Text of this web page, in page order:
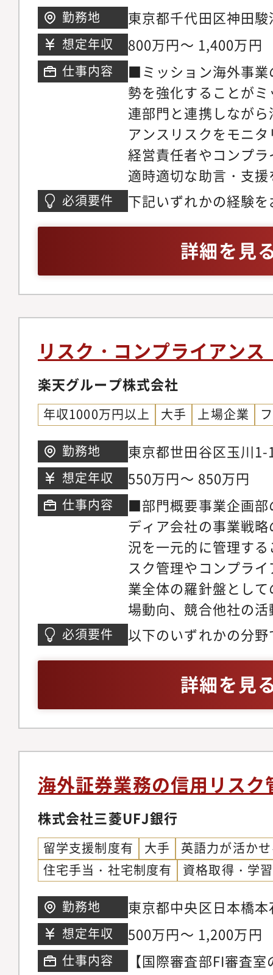
い経験とスキルを身
まると共に、様々な
働でチームワークも
活用スキルの習得も
キャリアパス】
イアンスの企画業務
始めて頂き、専担者
す。また、将来の業
後のキャリアパス（
場部の企画職など）
ながりますし、また
いただきます。キャ
トとして当行の情報
ドしていただくポジ
ています。
リー・リスク評価業
るデータ分析の活用
析、可視化、データ
動規範の制改定と浸
研修・コンプライア
費・システム投資運
部署】三菱UFJ銀行
部企画Gr【主な関係
部署、経営企画部基
ビス部DX室、海外部
であり、グローバル
ンプライアンス関連
核的な役割を担って
係者と協働しながら
プロジェクト推進な
ます【想定キャリア
データ分析スキルを
フェッショナルとし
想定しています。キ
で、将来的には次長
ジメントとして当行
ています
勤務地
東京都千代田区神田
火災保険株式会社へ
シュアランスグルー
出向となります。転
（東京）への初期配
ます。 なお、将来的
発生する可能性がご
想定年収 800万円～ 1,400万円
仕事内容
■ミッション海外事業
勢を強化することが
連部門と連携しなが
アンスリスクをモニ
経営責任者やコンプ
適時適切な助言・支
務・海外コンプライ
の策定・海外拠点向
ニュアルの策定・海
スクの予兆検知と必
援・海外拠点のコン
モニタリング■魅力・
長をコンプライアン
える重要なポジショ
事業推進を進める中
成長にブレーキがか
支援します。直近1年
員が当部のメンバー
バックグラウンドを
協力し合いながらグ
スの高度化を推進し
融機関での海外子会
イアンス・法務の実
業務調整や合意形成
す。・海外ビジネス
いて知識を深め、国
ネスパーソンへの成
り、調整力やコミュ
ることができます。
を遂行するため、広
を身につけることが
年に設立され、グル
海外駐在員3名）が在
4：1、20代から経験
で幅広い年代の社員
入社者の割合は約15
リア入社）で、生命
家公務員、在海外の
バックグラウンドを
厚いサポート体制が
チャーが根付いてい
必須要件
下記いずれかの経験
キル＞・国内外で海
プライアンス業務に
詳細を見
リスク・コンプライアン
楽天グループ株式会社
年収1000万円以上 大手 上場企業
勤務地
東京都世田谷区玉川
ウス
想定年収 550万円～ 850万円
仕事内容
■部門概要事業企画部
ディア会社の事業戦
況を一元的に管理す
スク管理やコンプラ
業全体の羅針盤とし
場動向、競合他社の
に分析することで、
れるよう経営支援を
に貢献します。■職
門内におけるリスク
ス、および情報セキ
のシステムの構築と
グ:- リスク、コンプ
リティに関連する教
グ、トレーニング資
eラーニングなどの受
の確認、参加の促進
ネスにおけるリスク
の策定と実行。- イン
理、再発防止策の策
成。- 災害時などの危
認証更新のための広
必須要件
以下のいずれかの分
ティ- 内部統制- 内部
またはその他の関連
詳細を見
海外証券業務の信用リス
株式会社三菱UFJ銀行
留学支援制度有 大手
英語力が活か
住宅手当・社宅制度有
資格取得・学
勤務地
東京都中央区日本橋
三越隣り
想定年収 500万円～ 1,200万円
仕事内容
【国際審査部FI審査